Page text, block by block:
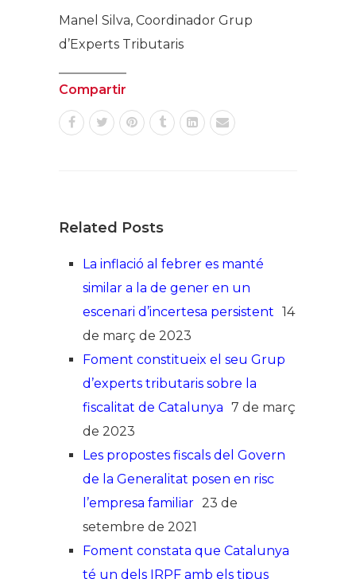
Manel Silva, Coordinador Grup
d’Experts Tributaris
Compartir
Related Posts
La inflació al febrer es manté
similar a la de gener en un
escenari d’incertesa persistent 14
de març de 2023
Foment constitueix el seu Grup
d’experts tributaris sobre la
fiscalitat de Catalunya 7 de març
de 2023
Les propostes fiscals del Govern
de la Generalitat posen en risc
l’empresa familiar 23 de
setembre de 2021
Foment constata que Catalunya
té un dels IRPF amb els tipus